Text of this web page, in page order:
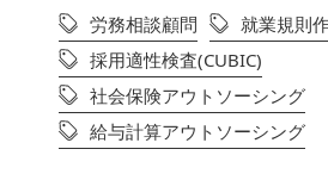
労務相談顧問
就業規則
採用適性検査(CUBIC)
社会保険アウトソーシング
給与計算アウトソーシング